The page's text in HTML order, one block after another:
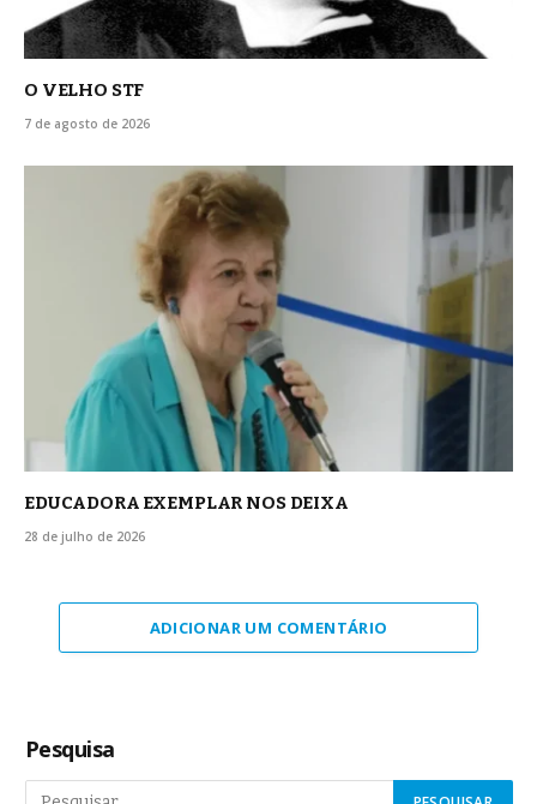
O VELHO STF
7 de agosto de 2026
EDUCADORA EXEMPLAR NOS DEIXA
28 de julho de 2026
ADICIONAR UM COMENTÁRIO
Pesquisa